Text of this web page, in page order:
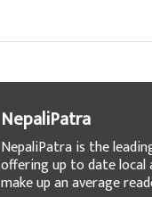
NepaliPatra
NepaliPatra is the
offering up to date local
make up an average